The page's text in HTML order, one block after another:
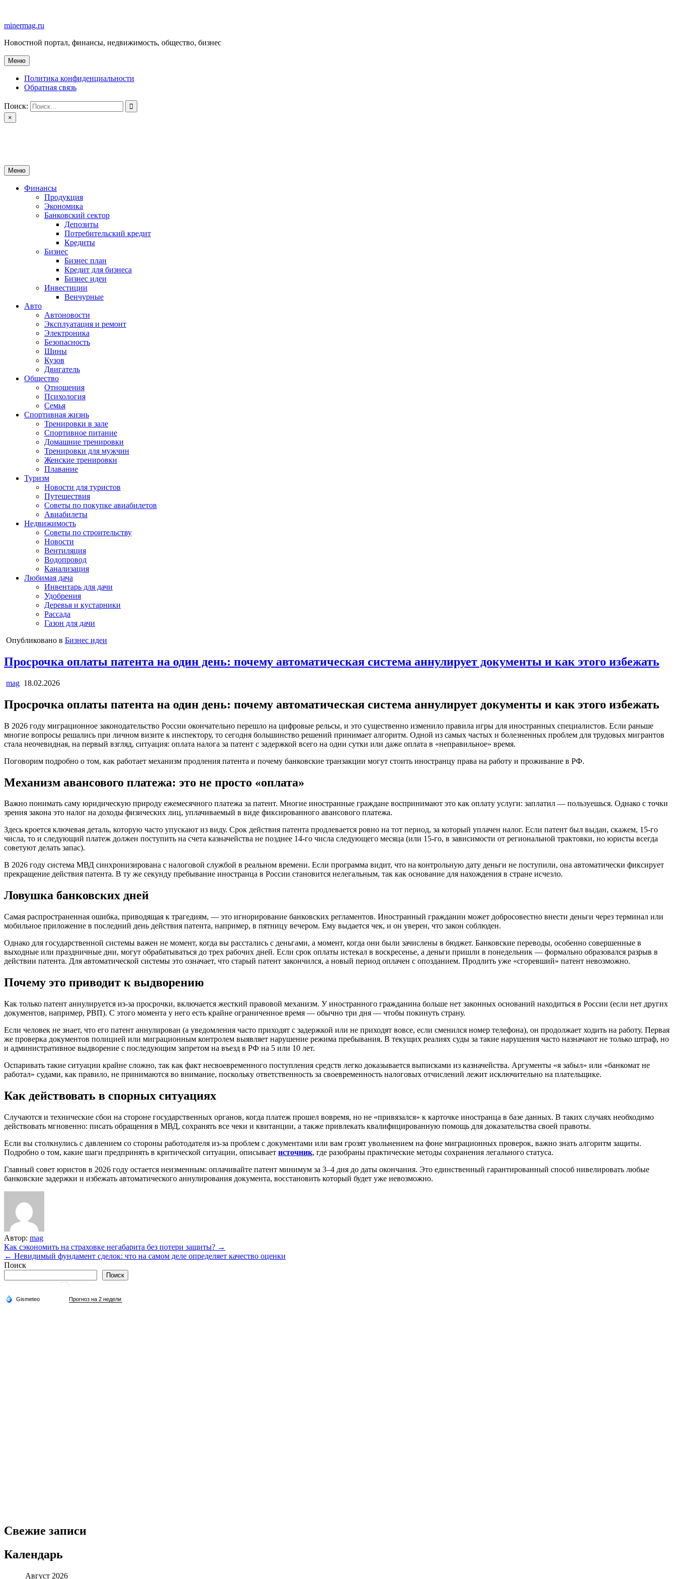
содержимому
minermag.ru
Новостной портал, финансы, недвижимость, общество, бизнес
Меню
Политика конфиденциальности
Обратная связь
Поиск:
×
Меню
Финансы
Продукция
Экономика
Банковский сектор
Депозиты
Потребительский кредит
Кредиты
Бизнес
Бизнес план
Кредит для бизнеса
Бизнес идеи
Инвестиции
Венчурные
Авто
Автоновости
Эксплуатация и ремонт
Электроника
Безопасность
Шины
Кузов
Двигатель
Общество
Отношения
Психология
Семья
Спортивная жизнь
Тренировки в зале
Спортивное питание
Домашние тренировки
Тренировки для мужчин
Женские тренировки
Плавание
Туризм
Новости для туристов
Путешествия
Советы по покупке авиабилетов
Авиабилеты
Недвижимость
Советы по строительству
Новости
Вентиляция
Водопровод
Канализация
Любимая дача
Инвентарь для дачи
Удобрения
Деревья и кустарники
Рассада
Газон для дачи
Опубликовано в Бизнес идеи
Просрочка оплаты патента на один день: почему автоматическая система аннулирует документы и как этого избежать
mag 18.02.2026
Просрочка оплаты патента на один день: почему автоматическая система аннулирует документы и как этого избежать
В 2026 году миграционное законодательство России окончательно перешло на цифровые рельсы, и это существенно изменило правила игры для иностранных специалистов. Если раньше
многие вопросы решались при личном визите к инспектору, то сегодня большинство решений принимает алгоритм. Одной из самых частых и болезненных проблем для трудовых мигрантов
стала неочевидная, на первый взгляд, ситуация: оплата налога за патент с задержкой всего на одни сутки или даже оплата в «неправильное» время.
Поговорим подробно о том, как работает механизм продления патента и почему банковские транзакции могут стоить иностранцу права на работу и проживание в РФ.
Механизм авансового платежа: это не просто «оплата»
Важно понимать саму юридическую природу ежемесячного платежа за патент. Многие иностранные граждане воспринимают это как оплату услуги: заплатил — пользуешься. Однако с точки
зрения закона это налог на доходы физических лиц, уплачиваемый в виде фиксированного авансового платежа.
Здесь кроется ключевая деталь, которую часто упускают из виду. Срок действия патента продлевается ровно на тот период, за который уплачен налог. Если патент был выдан, скажем, 15-го
числа, то и следующий платеж должен поступить на счета казначейства не позднее 14-го числа следующего месяца (или 15-го, в зависимости от региональной трактовки, но юристы всегда
советуют делать запас).
В 2026 году система МВД синхронизирована с налоговой службой в реальном времени. Если программа видит, что на контрольную дату деньги не поступили, она автоматически фиксирует
прекращение действия патента. В ту же секунду пребывание иностранца в России становится нелегальным, так как основание для нахождения в стране исчезло.
Ловушка банковских дней
Самая распространенная ошибка, приводящая к трагедиям, — это игнорирование банковских регламентов. Иностранный гражданин может добросовестно внести деньги через терминал или
мобильное приложение в последний день действия патента, например, в пятницу вечером. Ему выдается чек, и он уверен, что закон соблюден.
Однако для государственной системы важен не момент, когда вы расстались с деньгами, а момент, когда они были зачислены в бюджет. Банковские переводы, особенно совершенные в
выходные или праздничные дни, могут обрабатываться до трех рабочих дней. Если срок оплаты истекал в воскресенье, а деньги пришли в понедельник — формально образовался разрыв в
действии патента. Для автоматической системы это означает, что старый патент закончился, а новый период оплачен с опозданием. Продлить уже «сгоревший» патент невозможно.
Почему это приводит к выдворению
Как только патент аннулируется из-за просрочки, включается жесткий правовой механизм. У иностранного гражданина больше нет законных оснований находиться в России (если нет других
документов, например, РВП). С этого момента у него есть крайне ограниченное время — обычно три дня — чтобы покинуть страну.
Если человек не знает, что его патент аннулирован (а уведомления часто приходят с задержкой или не приходят вовсе, если сменился номер телефона), он продолжает ходить на работу. Первая
же проверка документов полицией или миграционным контролем выявляет нарушение режима пребывания. В текущих реалиях суды за такие нарушения часто назначают не только штраф, но
и административное выдворение с последующим запретом на въезд в РФ на 5 или 10 лет.
Оспаривать такие ситуации крайне сложно, так как факт несвоевременного поступления средств легко доказывается выписками из казначейства. Аргументы «я забыл» или «банкомат не
работал» судами, как правило, не принимаются во внимание, поскольку ответственность за своевременность налоговых отчислений лежит исключительно на плательщике.
Как действовать в спорных ситуациях
Случаются и технические сбои на стороне государственных органов, когда платеж прошел вовремя, но не «привязался» к карточке иностранца в базе данных. В таких случаях необходимо
действовать мгновенно: писать обращения в МВД, сохранять все чеки и квитанции, а также привлекать квалифицированную помощь для доказательства своей правоты.
Если вы столкнулись с давлением со стороны работодателя из-за проблем с документами или вам грозят увольнением на фоне миграционных проверок, важно знать алгоритм защиты.
Подробно о том, какие шаги предпринять в критической ситуации, описывает источник, где разобраны практические методы сохранения легального статуса.
Главный совет юристов в 2026 году остается неизменным: оплачивайте патент минимум за 3–4 дня до даты окончания. Это единственный гарантированный способ нивелировать любые
банковские задержки и избежать автоматического аннулирования документа, восстановить который будет уже невозможно.
Автор: mag
Навигация
по
Как сэкономить на страховке негабарита без потери защиты? →
← Невидимый фундамент сделок: что на самом деле определяет качество оценки
Поиск
Поиск
Свежие записи
Календарь
Август 2026